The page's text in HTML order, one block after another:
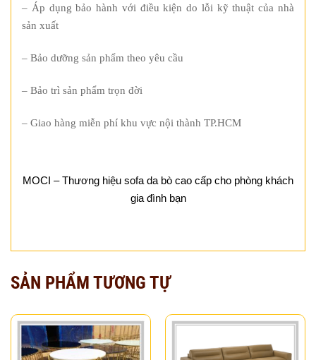
– Áp dụng bảo hành với điều kiện do lỗi kỹ thuật của nhà
sản xuất
– Bảo dưỡng sản phẩm theo yêu cầu
– Bảo trì sản phẩm trọn đời
– Giao hàng miễn phí khu vực nội thành TP.HCM
MOCI – Thương hiệu sofa da bò cao cấp cho phòng khách
gia đình bạn
SẢN PHẨM TƯƠNG TỰ